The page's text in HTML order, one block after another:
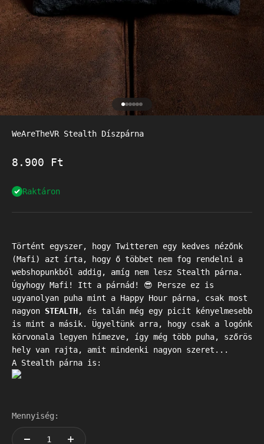
Go to item 1
Go to item 2
Go to item 3
Go to item 4
Go to item 5
Go to item 6
WeAreTheVR Stealth Díszpárna
Akciós ár
8.900 Ft
Raktáron
Történt egyszer, hogy Twitteren egy kedves nézőnk
(Mafi) azt írta, hogy ő többet nem fog rendelni a
webshopunkból addig, amíg nem lesz Stealth párna.
Úgyhogy Mafi! Itt a párnád! 😎 Persze ez is
ugyanolyan puha mint a Happy Hour párna, csak most
nagyon STEALTH, és talán még egy picit kényelmesebb
is mint a másik. Ügyeltünk arra, hogy csak a logónk
körvonala legyen hímezve, így még több puha, szőrös
hely van rajta, amit mindenki nagyon szeret...
A Stealth párna is:
Mennyiség: